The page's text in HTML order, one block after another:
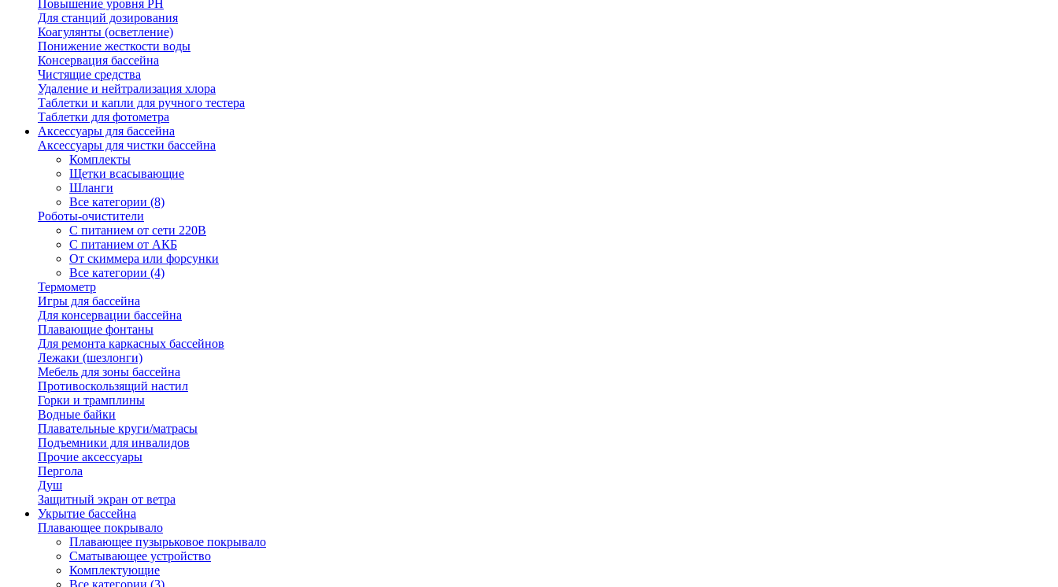
Повышение уровня РН
Для станций дозирования
Коагулянты (осветление)
Понижение жесткости воды
Консервация бассейна
Чистящие средства
Удаление и нейтрализация хлора
Таблетки и капли для ручного тестера
Таблетки для фотометра
Аксессуары для бассейна
Аксессуары для чистки бассейна
Комплекты
Щетки всасывающие
Шланги
Все категории (8)
Роботы-очистители
С питанием от сети 220В
С питанием от АКБ
От скиммера или форсунки
Все категории (4)
Термометр
Игры для бассейна
Для консервации бассейна
Плавающие фонтаны
Для ремонта каркасных бассейнов
Лежаки (шезлонги)
Мебель для зоны бассейна
Противоскользящий настил
Горки и трамплины
Водные байки
Плавательные круги/матрасы
Подъемники для инвалидов
Прочие аксессуары
Пергола
Душ
Защитный экран от ветра
Укрытие бассейна
Плавающее покрывало
Плавающее пузырьковое покрывало
Сматывающее устройство
Комплектующие
Все категории (3)